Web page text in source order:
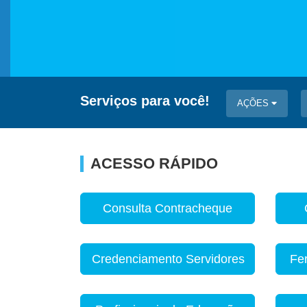
Serviços para você! AÇÕES
ACESSO RÁPIDO
Consulta Contracheque
Credenciamento Servidores